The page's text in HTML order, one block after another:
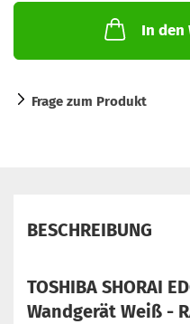
In den
Frage zum Produkt
BESCHREIBUNG
TOSHIBA SHORAI
Wandgerät Weiß -